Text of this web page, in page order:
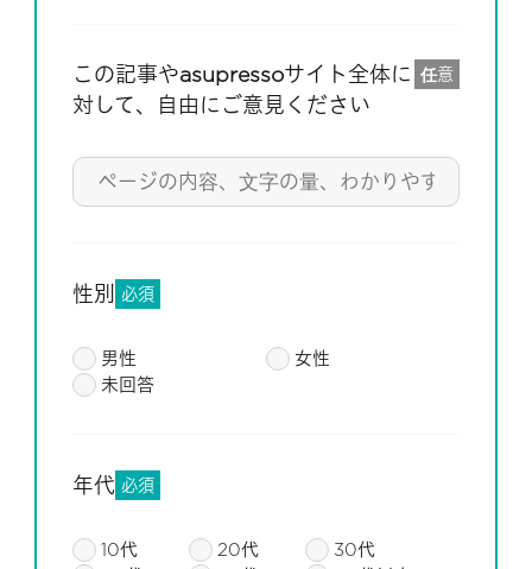
この記事やasupressoサイト全体に
対して、自由にご意見ください
任意
性別 必須
男性
女性
未回答
年代 必須
10代 20代
30代